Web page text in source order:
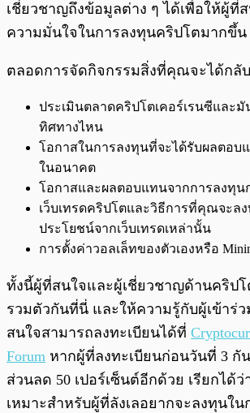
เชี่ยวชาญถึงข้อมูลต่าง ๆ ได้เพื่อให้ผู้ที่
ความมั่นใจในการลงทุนคริปโตมากขึ้น
ตลอดการจัดกิจกรรมสิ่งที่คุณจะได้กลั
ประเมินตลาดคริปโตเคอร์เรนซีและมั
ทิศทางไหน
โอกาสในการลงทุนที่จะได้รับผลตอบ
ในอนาคต
โอกาสและผลตอบแทนจากการลงทุน
เว็บเทรดคริปโตและวิธีการที่คุณจะล
ประโยชน์จากเว็บเทรดเหล่านั้น
การตั้งค่าวอลเล็ทของตัวเองหรือ
ทั้งนี้ผู้ที่สนใจและผู้เชี่ยวชาญด้านคริปโ
รวมตัวกันที่นี่ และให้ความรู้กับผู้เข้าร่
สนใจสามารถลงทะเบียนได้ที่
Forum หากผู้ที่ลงทะเบียนก่อนวันที่ 3 กั
ส่วนลด 50 เปอร์เซ็นต์อีกด้วย เรียกได้
เหมาะสำหรับผู้ที่ลังเลอยากจะลงทุนใ